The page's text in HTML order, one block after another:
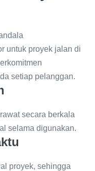
untuk proyek jalan di
setiap pelanggan.
secara berkala
selama digunakan.
proyek, sehingga